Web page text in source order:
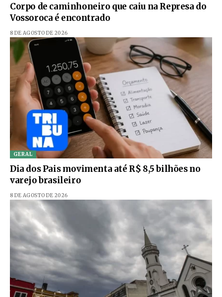
Corpo de caminhoneiro que caiu na Represa do
Vossoroca é encontrado
8 DE AGOSTO DE 2026
GERAL
Dia dos Pais movimenta até R$ 8,5 bilhões no
varejo brasileiro
8 DE AGOSTO DE 2026